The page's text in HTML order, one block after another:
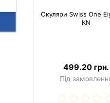
Окуляри Swiss One
KN
499.20 грн.
Під